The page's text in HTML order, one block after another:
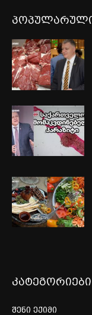
პოპულარული
კატეგორიები
შენი ექიმი